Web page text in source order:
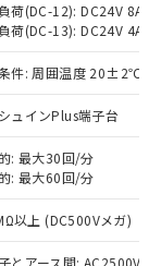
荷(DC-12): DC24V 8A/
荷(DC-13): DC24V 4A/
件: 周囲温度 20±2℃、
ュインPlus端子台
: 最大30回/分
: 最大60回/分
以上 (DC500Vメガ)
とアース間: AC2500V
のうえ
事業取扱
価格
ので
中には、
品もある
物質）の
出す予
物質）の
認中の
で、有
として
などや
RoHSの
RoHSの
。
ち、外国